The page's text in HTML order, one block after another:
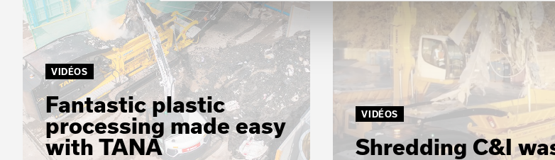
VIDÉOS
Fantastic plastic
processing made easy
with TANA
VIDÉOS
Shredding C&I